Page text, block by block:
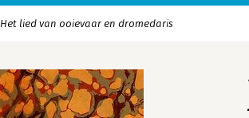
Het lied van ooievaar en dromedaris